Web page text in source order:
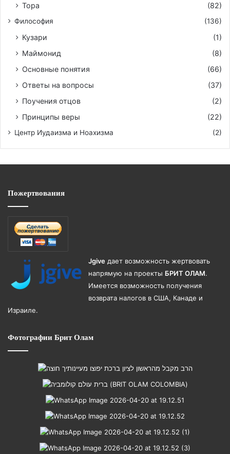
Тора (82)
Философия (136)
Кузари
(1)
Маймонид
(8)
Основные понятия
(66)
Ответы на вопросы
(37)
Поучения отцов
(2)
Принципы веры
(22)
Центр Иудаизма и Ноахизма (2)
Пожертвования
Jgiveдает возможность жертвовать
напрямую на проекты БРИТ ОЛАМ.
Имеется возможность получения
возврата налогов в США, Канаде и
Израиле.
Фотографии Брит Олам